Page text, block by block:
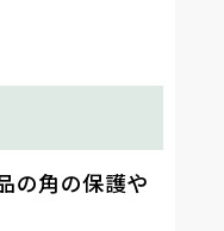
の角の保護や